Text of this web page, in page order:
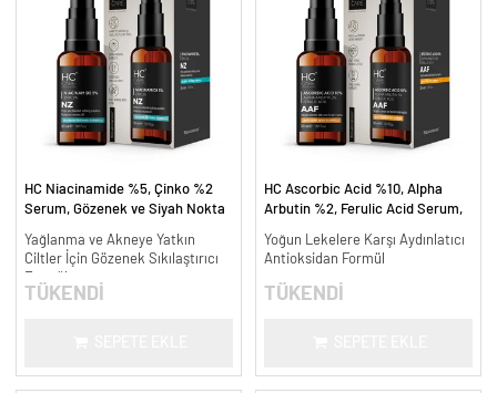
HC Niacinamide %5, Çinko %2
Serum, Gözenek ve Siyah Nokta
30 ml.
Yağlanma ve Akneye Yatkın
Ciltler İçin Gözenek Sıkılaştırıcı
Formül
TÜKENDİ
HC Ascorbic Acid %10, Alpha
Arbutin %2, Ferulic Acid Serum,
ml.
Yoğun Lekelere Karşı Aydınlatıcı
Antioksidan Formül
TÜKENDİ